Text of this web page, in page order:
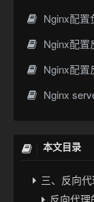
Nginx配置
Nginx配置
Nginx配置
Nginx
本文目录
Nginx 配
二、Nginx
2. server
三、反向
反向代理